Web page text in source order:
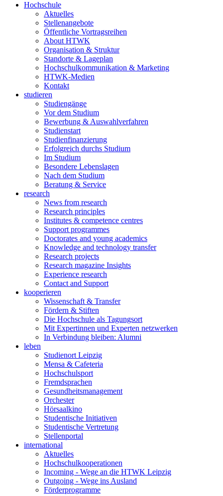
Hochschule
Aktuelles
Stellenangebote
Öffentliche Vortragsreihen
About HTWK
Organisation & Struktur
Standorte & Lageplan
Hochschulkommunikation & Marketing
HTWK-Medien
Kontakt
studieren
Studiengänge
Vor dem Studium
Bewerbung & Auswahlverfahren
Studienstart
Studienfinanzierung
Erfolgreich durchs Studium
Im Studium
Besondere Lebenslagen
Nach dem Studium
Beratung & Service
research
News from research
Research principles
Institutes & competence centres
Support programmes
Doctorates and young academics
Knowledge and technology transfer
Research projects
Research magazine Insights
Experience research
Contact and Support
kooperieren
Wissenschaft & Transfer
Fördern & Stiften
Die Hochschule als Tagungsort
Mit Expertinnen und Experten netzwerken
In Verbindung bleiben: Alumni
leben
Studienort Leipzig
Mensa & Cafeteria
Hochschulsport
Fremdsprachen
Gesundheitsmanagement
Orchester
Hörsaalkino
Studentische Initiativen
Studentische Vertretung
Stellenportal
international
Aktuelles
Hochschulkooperationen
Incoming - Wege an die HTWK Leipzig
Outgoing - Wege ins Ausland
Förderprogramme